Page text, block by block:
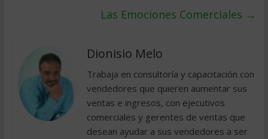
Las Emociones Comerciales →
Dionisio Melo
Trabaja en consultoría y capacitación con
vendedores que quieren aumentar sus
ventas e ingresos, con ejecutivos
comerciales y gerentes de ventas que
desean ayudar a sus vendedores a ser